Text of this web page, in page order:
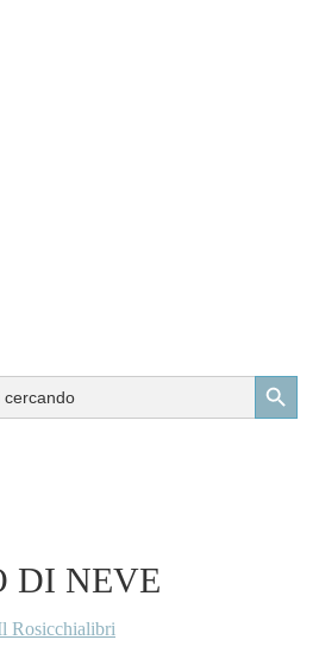
Search Button
DI NEVE
Rosicchialibri